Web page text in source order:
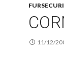
FURSECURI
11/12/